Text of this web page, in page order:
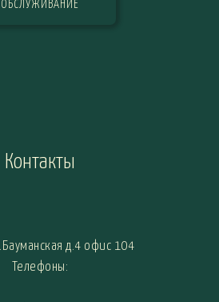
ОБСЛУЖИВАНИЕ
Контакты
д.4 офис 104
Телефоны: